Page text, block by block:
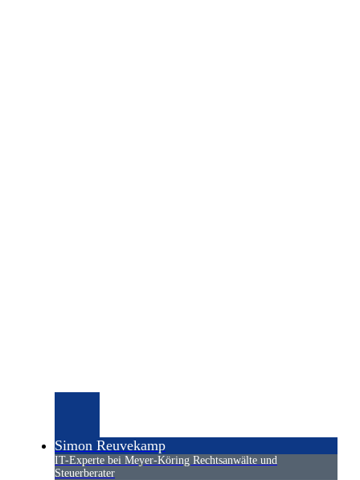
Simon Reuvekamp
IT-Experte bei Meyer-Köring Rechtsanwälte und
Steuerberater